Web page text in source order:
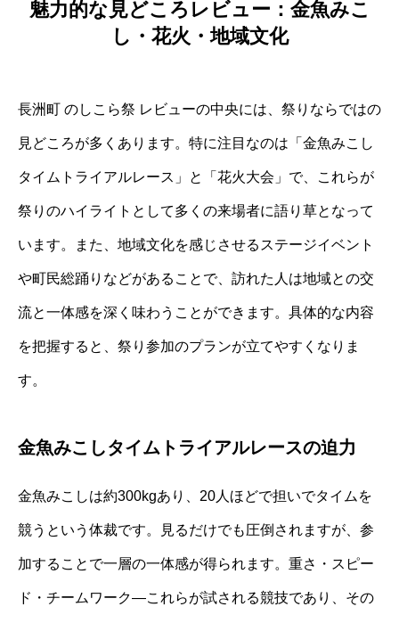
魅力的な見どころレビュー：金魚みこ
し・花火・地域文化
長洲町 のしこら祭 レビューの中央には、祭りならではの
見どころが多くあります。特に注目なのは「金魚みこし
タイムトライアルレース」と「花火大会」で、これらが
祭りのハイライトとして多くの来場者に語り草となって
います。また、地域文化を感じさせるステージイベント
や町民総踊りなどがあることで、訪れた人は地域との交
流と一体感を深く味わうことができます。具体的な内容
を把握すると、祭り参加のプランが立てやすくなりま
す。
金魚みこしタイムトライアルレースの迫力
金魚みこしは約300kgあり、20人ほどで担いでタイムを
競うという体裁です。見るだけでも圧倒されますが、参
加することで一層の一体感が得られます。重さ・スピー
ド・チームワーク—これらが試される競技であり、その